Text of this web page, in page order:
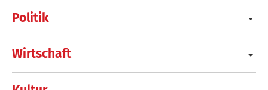
Politik
Wirtschaft